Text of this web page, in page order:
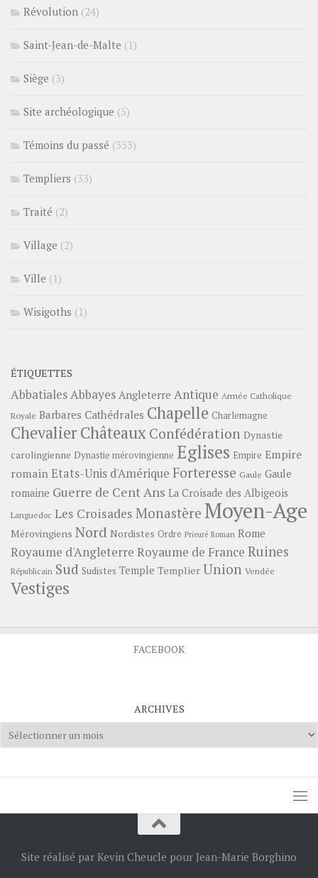
Révolution (24)
Saint-Jean-de-Malte (1)
Siège (3)
Site archéologique (5)
Témoins du passé (353)
Templiers (33)
Traité (2)
Village (2)
Ville (1)
Wisigoths (1)
ÉTIQUETTES
AbbatialesAbbayes Angleterre Antique Armée Catholique
Royale Barbares Cathédrales Chapelle Charlemagne
ChevalierChâteauxConfédération Dynastie
carolingienne Dynastie mérovingienne Eglises Empire Empire
romainEtats-Unis d'Amérique Forteresse Gaule Gaule
romaine Guerre de Cent Ans La Croisade des Albigeois
Languedoc Les Croisades Monastère Moyen-Age
Mérovingiens Nord Nordistes Ordre Prieuré Roman Rome
Royaume d'Angleterre Royaume de France Ruines
Républicain Sud Sudistes Temple Templier Union Vendée
Vestiges
FACEBOOK
ARCHIVES
Archives
Site réalisé par Kevin Cheucle pour Jean-Marie Borghino